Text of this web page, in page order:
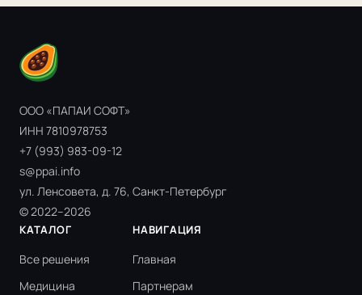
ООО «ПАПАИ СОФТ»
ИНН 7810978753
+7 (993) 983-09-12
s@ppai.info
ул. Ленсовета, д. 76, Санкт-Петербург
© 2022–2026
КАТАЛОГ
Все решения
Медицина
НАВИГАЦИЯ
Главная
Партнерам